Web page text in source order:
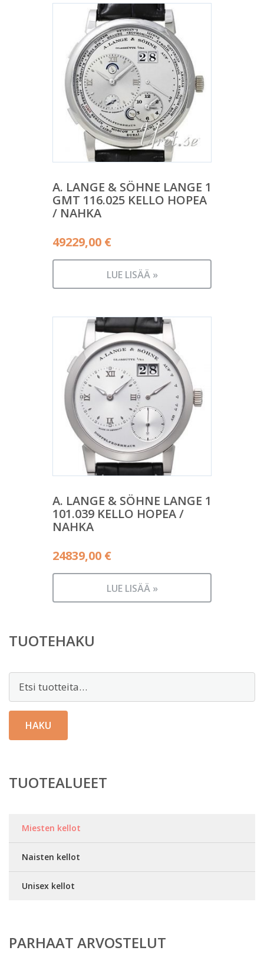
A. LANGE & SÖHNE LANGE 1
GMT 116.025 KELLO HOPEA
/ NAHKA
49229,00 €
LUE LISÄÄ »
A. LANGE & SÖHNE LANGE 1
101.039 KELLO HOPEA /
NAHKA
24839,00 €
LUE LISÄÄ »
TUOTEHAKU
Etsi:
HAKU
TUOTEALUEET
Miesten kellot
Naisten kellot
Unisex kellot
PARHAAT ARVOSTELUT